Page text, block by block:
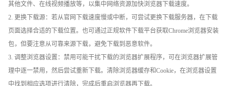
其他文件、在线视频播放等，以集中网络资源加快浏览器下载速度。
2. 更换下载源：若从官网下载速度慢或中断，可尝试更换下载服务器，在下载
页面选择合适的下载位置。也可通过正规软件下载平台获取Chrome浏览器安装
包，但要注意从可靠来源下载，避免下载到恶意软件。
3. 调整浏览器设置：禁用可能干扰下载的浏览器扩展程序，可在浏览器扩展管
理中逐一禁用，然后尝试重新下载。清除浏览器缓存和Cookie，在浏览器设置
中找到相应选项进行清除，完成后重启浏览器再下载。